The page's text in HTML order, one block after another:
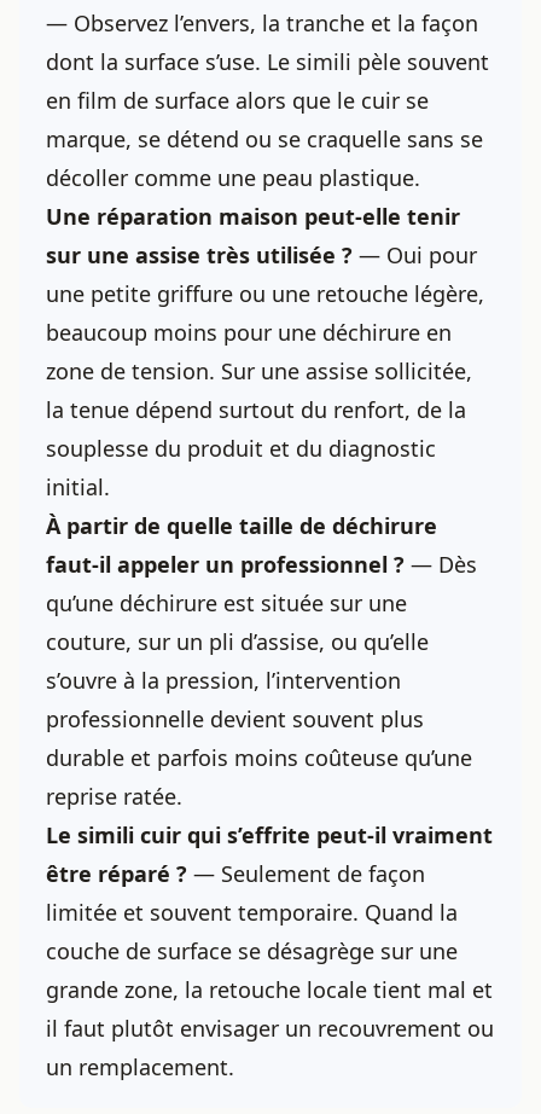
— Observez l’envers, la tranche et la façon
dont la surface s’use. Le simili pèle souvent
en film de surface alors que le cuir se
marque, se détend ou se craquelle sans se
décoller comme une peau plastique.
Une réparation maison peut-elle tenir
sur une assise très utilisée ? — Oui pour
une petite griffure ou une retouche légère,
beaucoup moins pour une déchirure en
zone de tension. Sur une assise sollicitée,
la tenue dépend surtout du renfort, de la
souplesse du produit et du diagnostic
initial.
À partir de quelle taille de déchirure
faut-il appeler un professionnel ? — Dès
qu’une déchirure est située sur une
couture, sur un pli d’assise, ou qu’elle
s’ouvre à la pression, l’intervention
professionnelle devient souvent plus
durable et parfois moins coûteuse qu’une
reprise ratée.
Le simili cuir qui s’effrite peut-il vraiment
être réparé ? — Seulement de façon
limitée et souvent temporaire. Quand la
couche de surface se désagrège sur une
grande zone, la retouche locale tient mal et
il faut plutôt envisager un recouvrement ou
un remplacement.